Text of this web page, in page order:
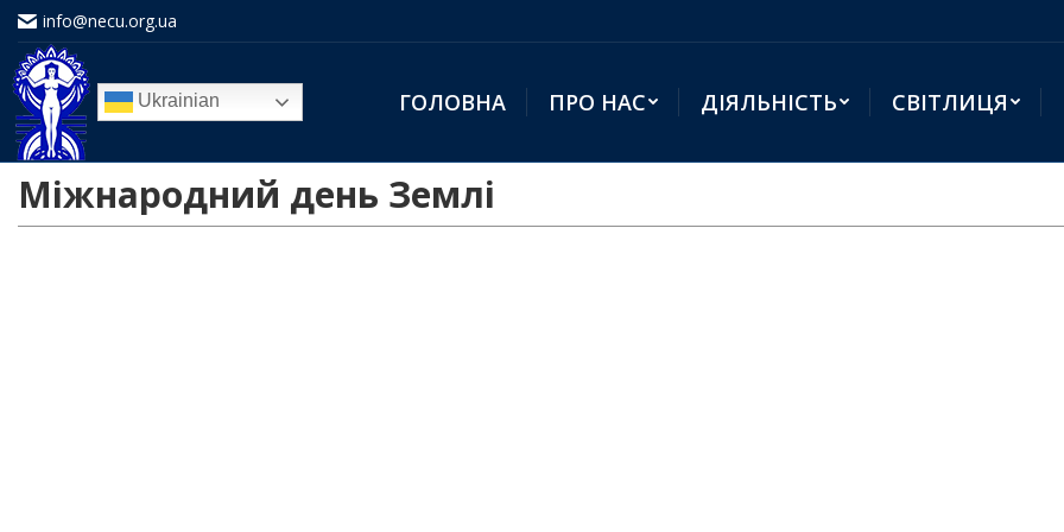
info@necu.org.ua
Ukrainian ГОЛОВНА ПРО НАС ДІЯЛЬНІСТЬ СВІТЛИЦЯ
Міжнародний день Землі